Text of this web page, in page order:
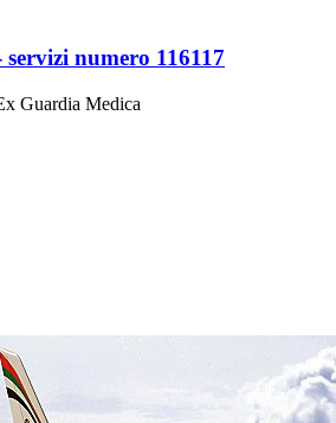
numero 116117
Guardia Medica